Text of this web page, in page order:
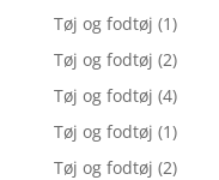
Tøj og fodtøj (1)
Tøj og fodtøj (2)
Tøj og fodtøj (4)
Tøj og fodtøj (1)
Tøj og fodtøj (2)